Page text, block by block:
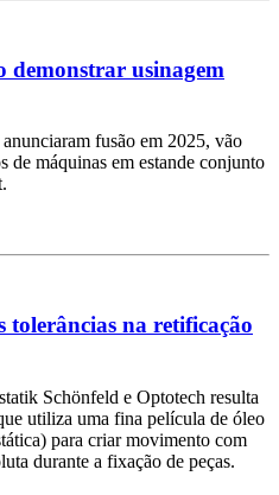
demonstrar usinagem
fusão em 2025, vão
de máquinas em estande conjunto
tolerâncias na retificação
Schönfeld e Optotech resulta
utiliza uma fina película de óleo
para criar movimento com
durante a fixação de peças.